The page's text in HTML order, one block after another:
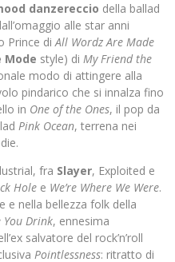
danzereccio della ballad
alle star anni
Prince diAll Wordz Are Made
Mode style) di My Friend the
modo di attingere alla
pindarico che si innalza fino
in One of the Ones, il pop da
Pink Ocean, terrena nei
fra Slayer, Exploited e
Hole e We’re Where We Were.
e nella bellezza folk della
You Drink, ennesima
salvatore del rock’n’roll
Pointlessness: ritratto di